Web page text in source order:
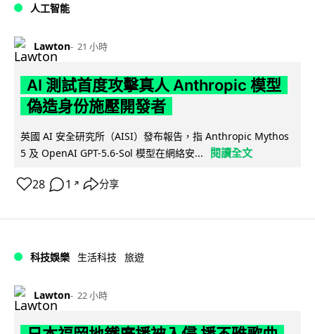
人工智能
Lawton 21 小時
AI 測試首度攻擊真人 Anthropic 模型
偽造身份施壓開發者
英國 AI 安全研究所（AISI）發布報告，指 Anthropic Mythos
5 及 OpenAI GPT-5.6-Sol 模型在網絡安...
閱讀全文
28 1 ↗ 分享
科技娛樂 生活科技 旅遊
Lawton 22 小時